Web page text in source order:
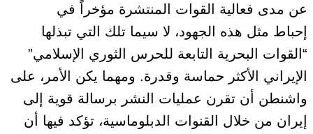
عن مدى فعالية القوات المنتشرة مؤخراً في
إحباط مثل هذه الجهود، لا سيما تلك التي تبذلها
“القوات البحرية التابعة للحرس الثوري الإسلامي”
الإيراني الأكثر حماسة وقدرة. ومهما يكن الأمر، على
واشنطن أن تقرن عمليات النشر برسالة قوية إلى
إيران من خلال القنوات الدبلوماسية، تؤكد فيها أن